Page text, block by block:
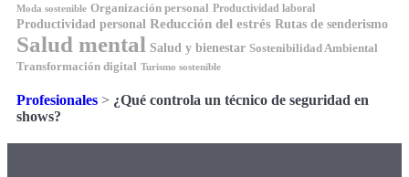
Moda sostenible Organización personal Productividad laboral
Productividad personal Reducción del estrés Rutas de senderismo
Salud mental Salud y bienestar Sostenibilidad Ambiental
Transformación digital Turismo sostenible
Profesionales > ¿Qué controla un técnico de seguridad en
shows?